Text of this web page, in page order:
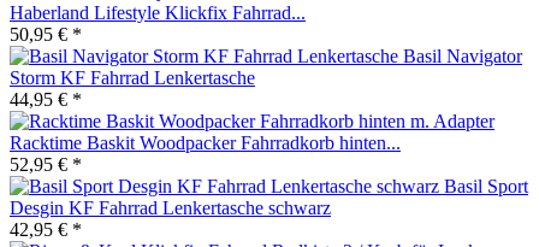
Haberland Lifestyle Klickfix Fahrrad...
50,95 € *
Basil Navigator
Storm KF Fahrrad Lenkertasche
44,95 € *
Racktime Baskit Woodpacker Fahrradkorb hinten...
52,95 € *
Basil Sport
Desgin KF Fahrrad Lenkertasche schwarz
42,95 € *